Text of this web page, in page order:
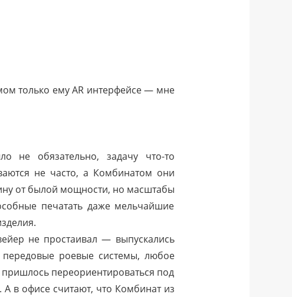
только ему AR интерфейсе — мне
не обязательно, задачу что-то
не часто, а Комбинатом они
от былой мощности, но масштабы
печатать даже мельчайшие
не простаивал — выпускались
роевые системы, любое
переориентироваться под
А в офисе считают, что Комбинат из